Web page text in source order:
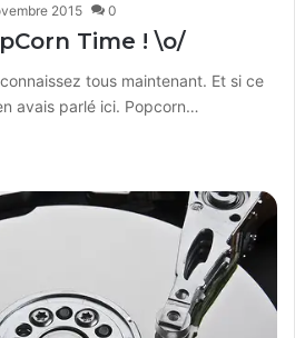
2015 0
Time ! \o/
tous maintenant. Et si ce
avais parlé ici. Popcorn…